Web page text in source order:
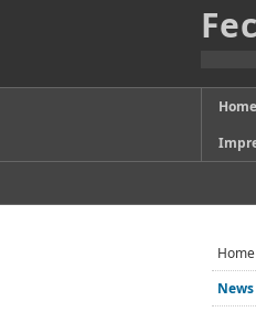
Home
Home
News